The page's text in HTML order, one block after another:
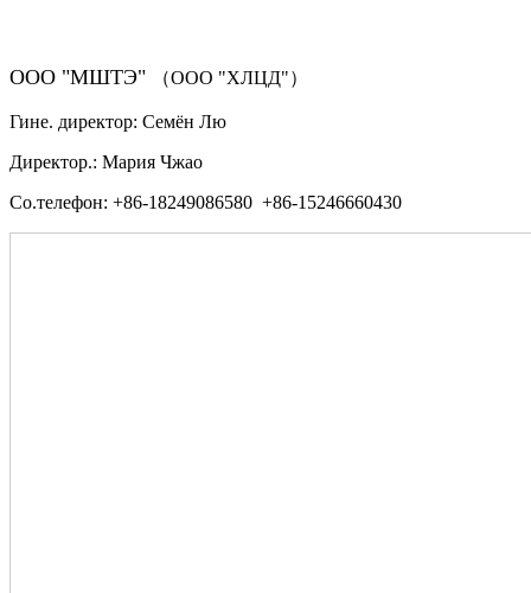
ООО "МШТЭ" （ООО "ХЛЦД"）
Гине. директор: Семён Лю
Директор.: Мария Чжао
Со.телефон: +86-18249086580 +86-15246660430